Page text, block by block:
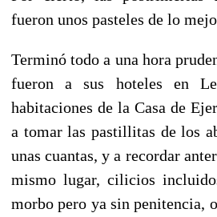
fueron unos pasteles de lo
Terminó todo a una hora
fueron a sus hoteles en
habitaciones de la Casa de
a tomar las pastillitas de los
unas cuantas, y a recordar
mismo lugar, cilicios
morbo pero ya sin penitencia,